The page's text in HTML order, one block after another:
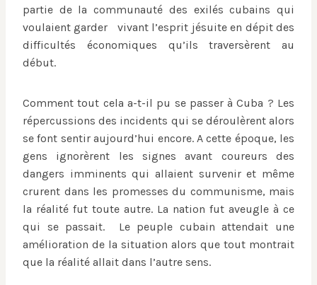
partie de la communauté des exilés cubains qui
voulaient garder vivant l’esprit jésuite en dépit des
difficultés économiques qu’ils traversèrent au
début.
Comment tout cela a-t-il pu se passer à Cuba ? Les
répercussions des incidents qui se déroulèrent alors
se font sentir aujourd’hui encore. A cette époque, les
gens ignorèrent les signes avant coureurs des
dangers imminents qui allaient survenir et même
crurent dans les promesses du communisme, mais
la réalité fut toute autre. La nation fut aveugle à ce
qui se passait. Le peuple cubain attendait une
amélioration de la situation alors que tout montrait
que la réalité allait dans l’autre sens.